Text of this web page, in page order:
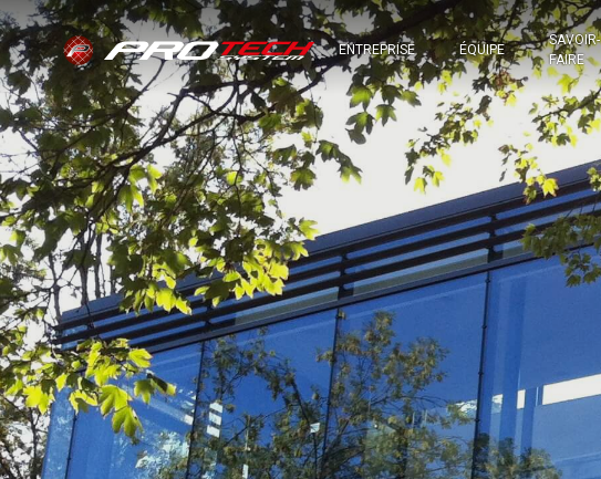
ENTREPRISE ÉQUIPE
SAVOIR-
FAIRE